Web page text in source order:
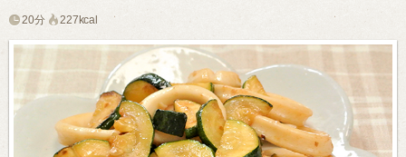
レシピ
20分 227kcal